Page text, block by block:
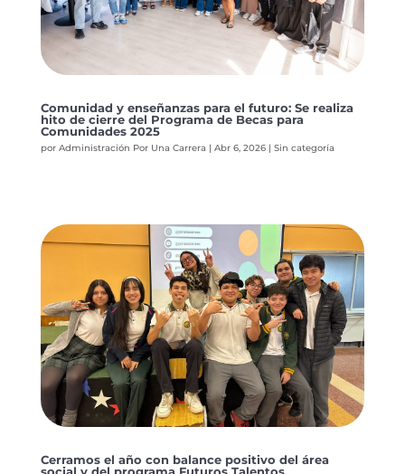
Comunidad y enseñanzas para el futuro: Se realiza
hito de cierre del Programa de Becas para
Comunidades 2025
por Administración Por Una Carrera | Abr 6, 2026| Sin categoría
Cerramos el año con balance positivo del área
social y del programa Futuros Talentos